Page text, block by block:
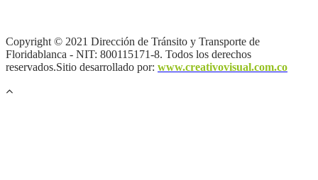
Copyright © 2021 Dirección de Tránsito y Transporte de
Floridablanca - NIT: 800115171-8. Todos los derechos
reservados.Sitio desarrollado por: www.creativovisual.com.co